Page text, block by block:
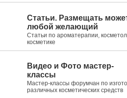
Статьи. Размещать
любой желающий
Статьи по ароматерапии,
косметике
Видео и Фото мастер-
классы
Мастер-классы форумчан по
различных косметических средств